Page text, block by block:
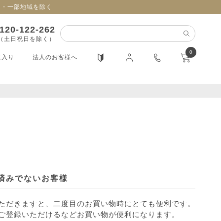
一部地域を除く
122-262
日祝日を除く）
り 法人のお客様へ
0
みでないお客様
だきますと、二度目のお買い物時にとても便利です。
登録いただけるなどお買い物が便利になります。